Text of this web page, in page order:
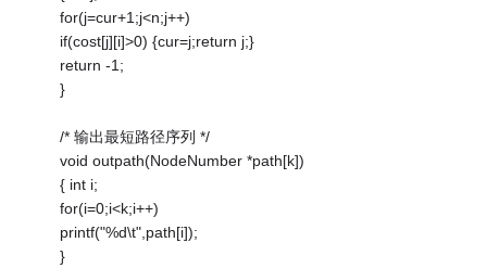
for(j=cur+1;j<n;j++)
if(cost[j][i]>0) {cur=j;return j;}
return -1;
}
/* 输出最短路径序列 */
void outpath(NodeNumber *path[k])
{ int i;
for(i=0;i<k;i++)
printf("%d\t",path[i]);
}